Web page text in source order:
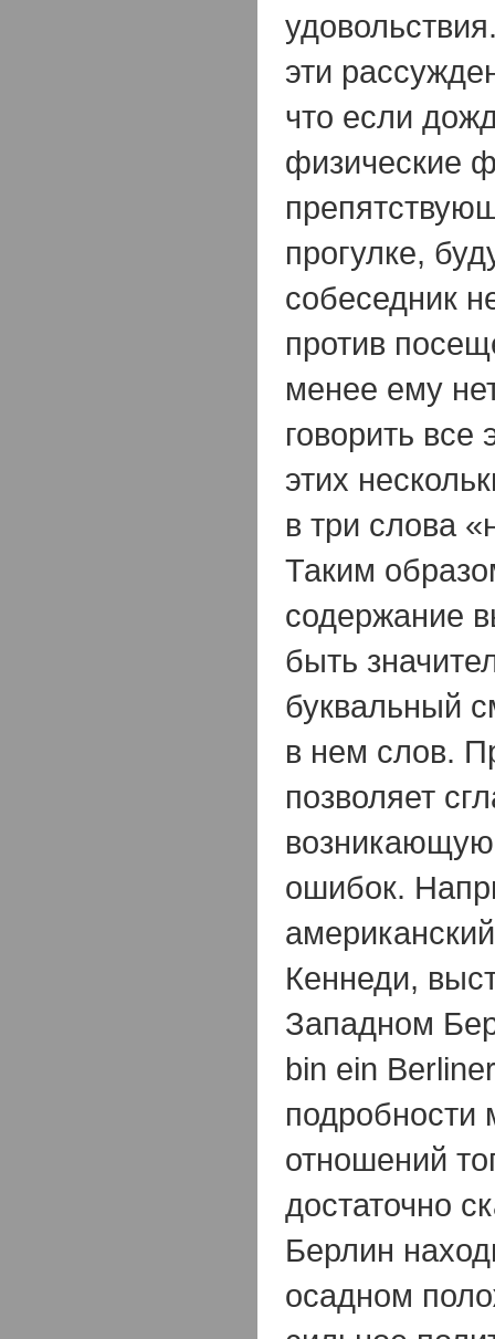
эти
что если
физические
прогулке,
собеседник
против
менее ему
говорить
этих
в три слова
Таким
содержание
быть
буквальный
в нем слов.
позволяет
ошибок.
Кеннеди,
Западном
bin ein
отношений
достаточно
Берлин
осадном